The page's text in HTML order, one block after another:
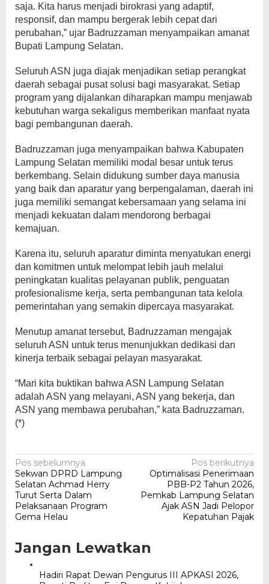
saja. Kita harus menjadi birokrasi yang adaptif,
responsif, dan mampu bergerak lebih cepat dari
perubahan,” ujar Badruzzaman menyampaikan amanat
Bupati Lampung Selatan.
Seluruh ASN juga diajak menjadikan setiap perangkat
daerah sebagai pusat solusi bagi masyarakat. Setiap
program yang dijalankan diharapkan mampu menjawab
kebutuhan warga sekaligus memberikan manfaat nyata
bagi pembangunan daerah.
Badruzzaman juga menyampaikan bahwa Kabupaten
Lampung Selatan memiliki modal besar untuk terus
berkembang. Selain didukung sumber daya manusia
yang baik dan aparatur yang berpengalaman, daerah ini
juga memiliki semangat kebersamaan yang selama ini
menjadi kekuatan dalam mendorong berbagai
kemajuan.
Karena itu, seluruh aparatur diminta menyatukan energi
dan komitmen untuk melompat lebih jauh melalui
peningkatan kualitas pelayanan publik, penguatan
profesionalisme kerja, serta pembangunan tata kelola
pemerintahan yang semakin dipercaya masyarakat.
Menutup amanat tersebut, Badruzzaman mengajak
seluruh ASN untuk terus menunjukkan dedikasi dan
kinerja terbaik sebagai pelayan masyarakat.
“Mari kita buktikan bahwa ASN Lampung Selatan
adalah ASN yang melayani, ASN yang bekerja, dan
ASN yang membawa perubahan,” kata Badruzzaman.
(*)
Navigasi
pos
Pos sebelumnya
Sekwan DPRD Lampung
Selatan Achmad Herry
Turut Serta Dalam
Pelaksanaan Program
Gema Helau
Pos berikutnya
Optimalisasi Penerimaan
PBB-P2 Tahun 2026,
Pemkab Lampung Selatan
Ajak ASN Jadi Pelopor
Kepatuhan Pajak
Jangan Lewatkan
Hadiri Rapat Dewan Pengurus III APKASI 2026,